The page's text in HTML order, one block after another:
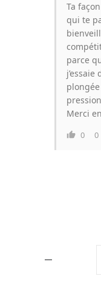
Ta
qui te
parce
Merci
0 0